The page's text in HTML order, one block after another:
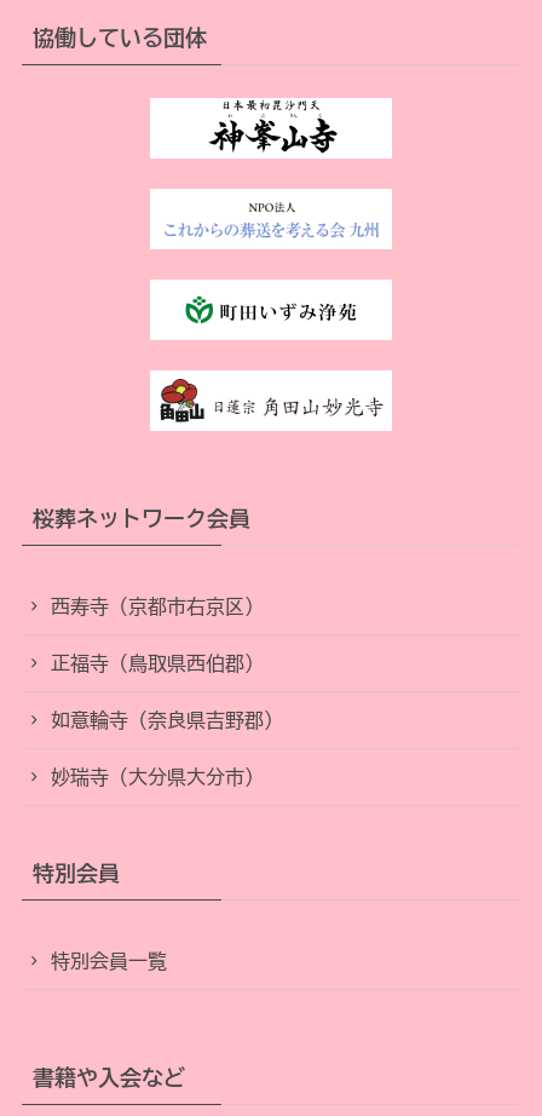
協働している団体
桜葬ネットワーク会員
西寿寺（京都市右京区）
正福寺（鳥取県西伯郡）
如意輪寺（奈良県吉野郡）
妙瑞寺（大分県大分市）
特別会員
特別会員一覧
書籍や入会など